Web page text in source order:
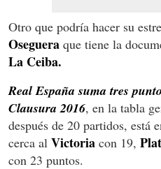
Otro que podría hacer su
Oseguera que tiene la
La Ceiba.
Real España suma tres
Clausura 2016, en la tabla
después de 20 partidos, está
cerca al Victoria con 19,
con 23 puntos.